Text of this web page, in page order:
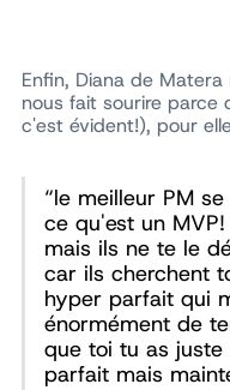
Enfin, Diana de
nous fait sourire parce
c'est évident!), pour
“le meilleur PM
ce qu'est un
mais ils ne te le
car ils cherchent
hyper parfait qui
énormément de
que toi tu as
parfait mais